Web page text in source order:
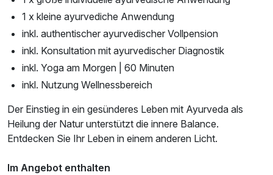
1 x kleine ayurvediche Anwendung
inkl. authentischer ayurvedischer Vollpension
inkl. Konsultation mit ayurvedischer Diagnostik
inkl. Yoga am Morgen | 60 Minuten
inkl. Nutzung Wellnessbereich
Der Einstieg in ein gesünderes Leben mit Ayurveda als
Heilung der Natur unterstützt die innere Balance.
Entdecken Sie Ihr Leben in einem anderen Licht.
Im Angebot enthalten